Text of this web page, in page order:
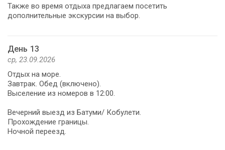
Также во время отдыха предлагаем посетить
дополнительные экскурсии на выбор.
День 13
ср, 23.09.2026
Отдых на море.
Завтрак. Обед (включено).
Выселение из номеров в 12:00.
Вечерний выезд из Батуми/ Кобулети.
Прохождение границы.
Ночной переезд.